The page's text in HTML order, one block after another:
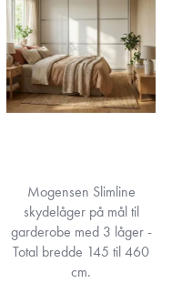
Mogensen Slimline
skydelåger på mål til
garderobe med 3 låger -
Total bredde 145 til 460
cm.